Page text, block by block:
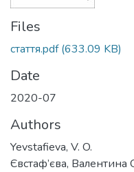
Files
стаття.pdf(633.09 KB)
Date
2020-07
Authors
Yevstafieva, V. O.
Євстаф’єва, Валентина